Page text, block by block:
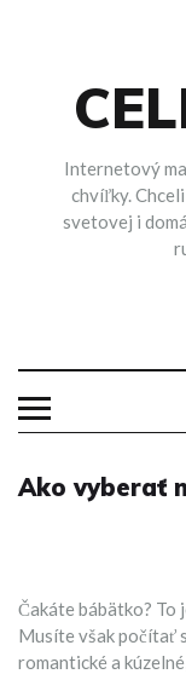
Internetový
chvíľky.
svetovej i
Ako vyberať
Čakáte bábätko? To
Musíte však počítať
romantické a